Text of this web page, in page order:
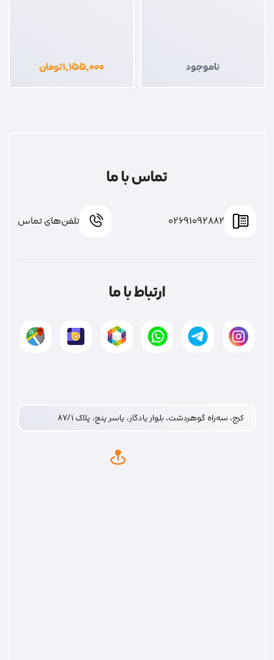
ناموجود ۱,۱۵۵,۰۰۰تومان
تماس با ما
02691092882 تلفن‌های تماس
ارتباط با ما
کرج، سه‌راه گوهردشت، بلوار یادگار، یاسر پنج، پلاک ۸۷/۱